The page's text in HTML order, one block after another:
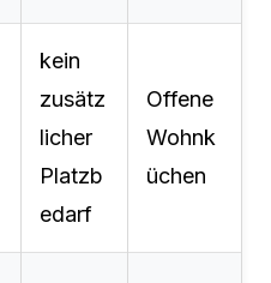
kein
zusätz
licher
Platzb
edarf
Offene
Wohnk
üchen